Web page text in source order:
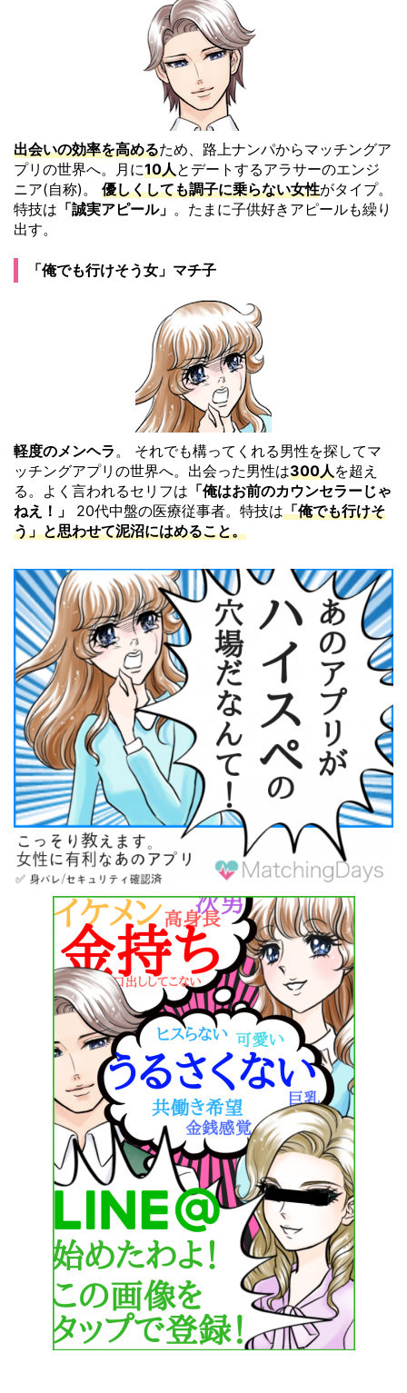
出会いの効率を高めるため、路上ナンパからマッチングア
プリの世界へ。月に10人とデートするアラサーのエンジ
ニア(自称)。 優しくしても調子に乗らない女性がタイプ。
特技は 「誠実アピール」 。たまに子供好きアピールも繰り
出す。
「俺でも行けそう女」マチ子
軽度のメンヘラ。 それでも構ってくれる男性を探してマ
ッチングアプリの世界へ。出会った男性は300人を超え
る。よく言われるセリフは 「俺はお前のカウンセラーじゃ
ねえ！」
20代中盤の医療従事者。特技は「俺でも行けそ
う」と思わせて泥沼にはめること。